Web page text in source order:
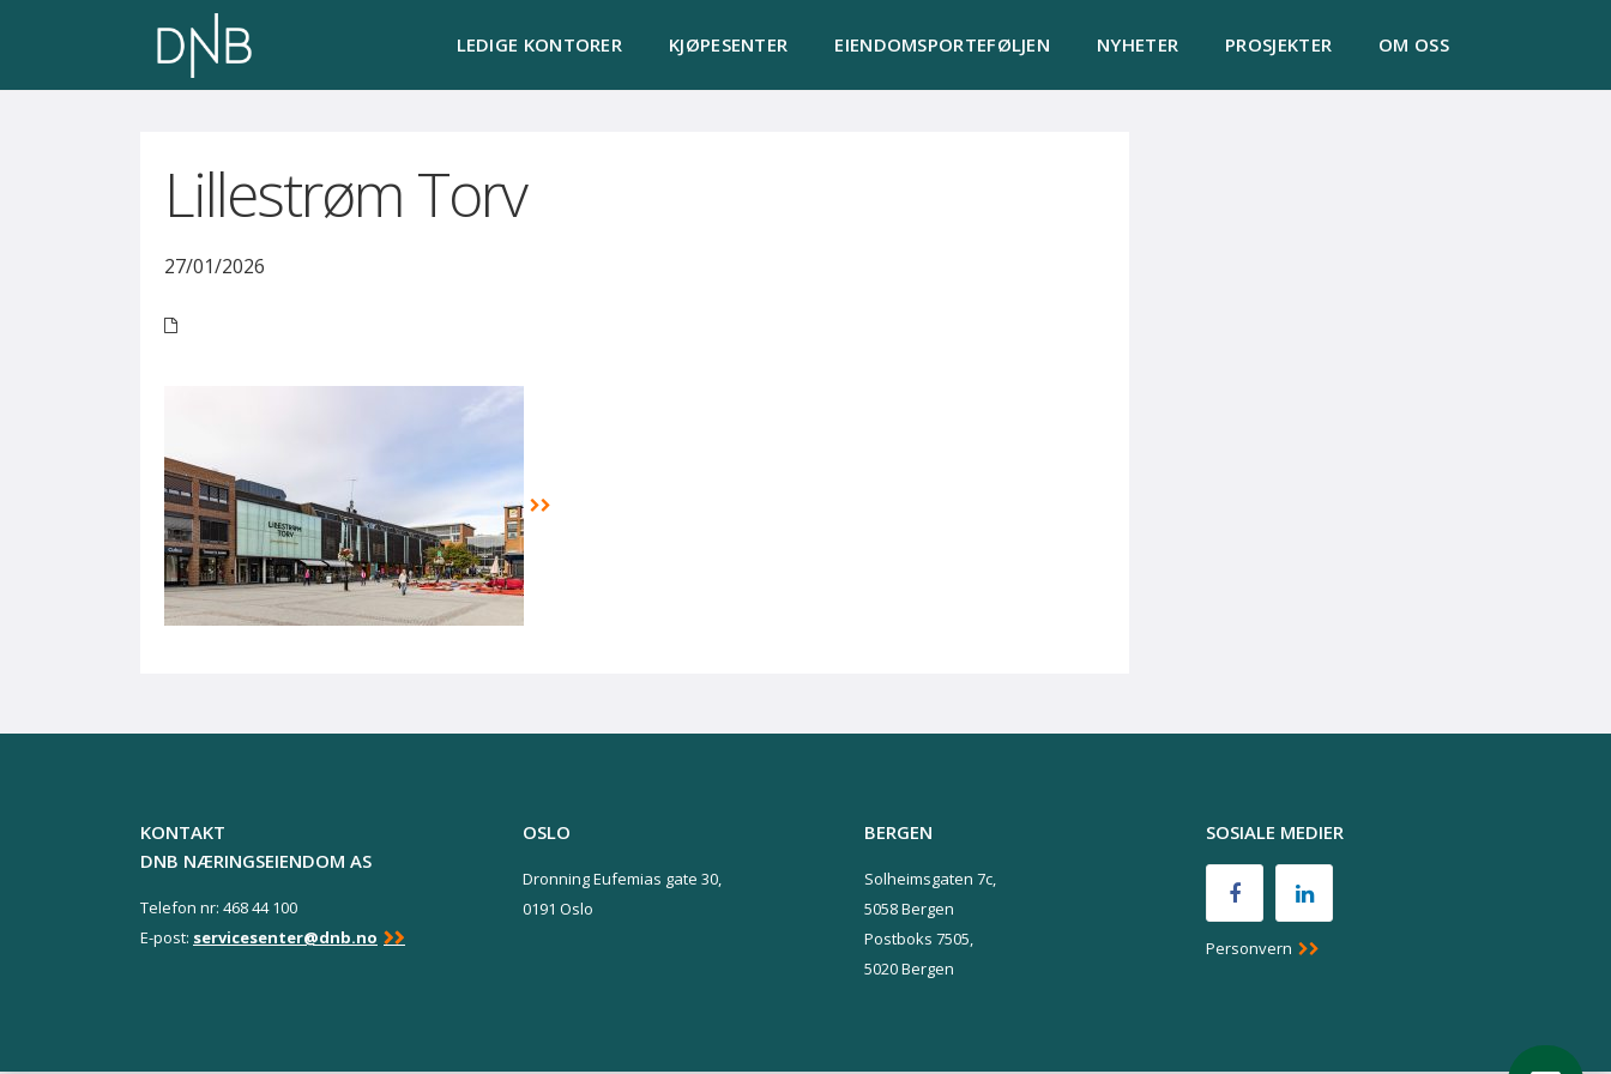
LEDIGE KONTORER KJØPESENTER EIENDOMSPORTEFØLJEN NYHETER PROSJEKTER OM OSS
Lillestrøm Torv
27/01/2026
KONTAKT
DNB NÆRINGSEIENDOM AS
Telefon nr: 468 44 100
E-post: servicesenter@dnb.no
OSLO
Dronning Eufemias gate 30,
0191 Oslo
BERGEN
Solheimsgaten 7c,
5058 Bergen
Postboks 7505,
5020 Bergen
SOSIALE MEDIER
Personvern